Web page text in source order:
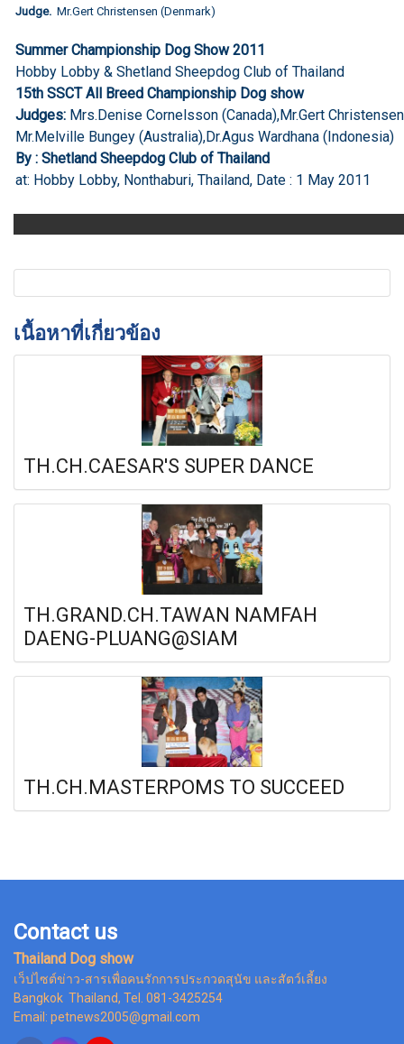
Judge. Mr.Gert Christensen (Denmark)
Summer Championship Dog Show 2011
Hobby Lobby & Shetland Sheepdog Club of Thailand
15th SSCT All Breed Championship Dog show
Judges: Mrs.Denise Cornelsson (Canada),Mr.Gert
Mr.Melville Bungey (Australia),Dr.Agus Wardhana (Indonesia)
By : Shetland Sheepdog Club of Thailand
at: Hobby Lobby, Nonthaburi, Thailand, Date : 1 May 2011
เนื้อหาที่เกี่ยวข้อง
TH.CH.CAESAR'S SUPER DANCE
TH.GRAND.CH.TAWAN NAMFAH
DAENG-PLUANG@SIAM
TH.CH.MASTERPOMS TO SUCCEED
Contact us
Thailand Dog show
เว็ปไซต์ข่าว-สารเพื่อคนรักการประกวดสุนัข และสัตว์เลี้ยง
Bangkok Thailand, Tel. 081-3425254
Email: petnews2005@gmail.com